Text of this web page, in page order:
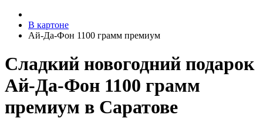
В картоне
Ай-Да-Фон 1100 грамм премиум
Сладкий новогодний подарок
Ай-Да-Фон 1100 грамм
премиум в Саратове